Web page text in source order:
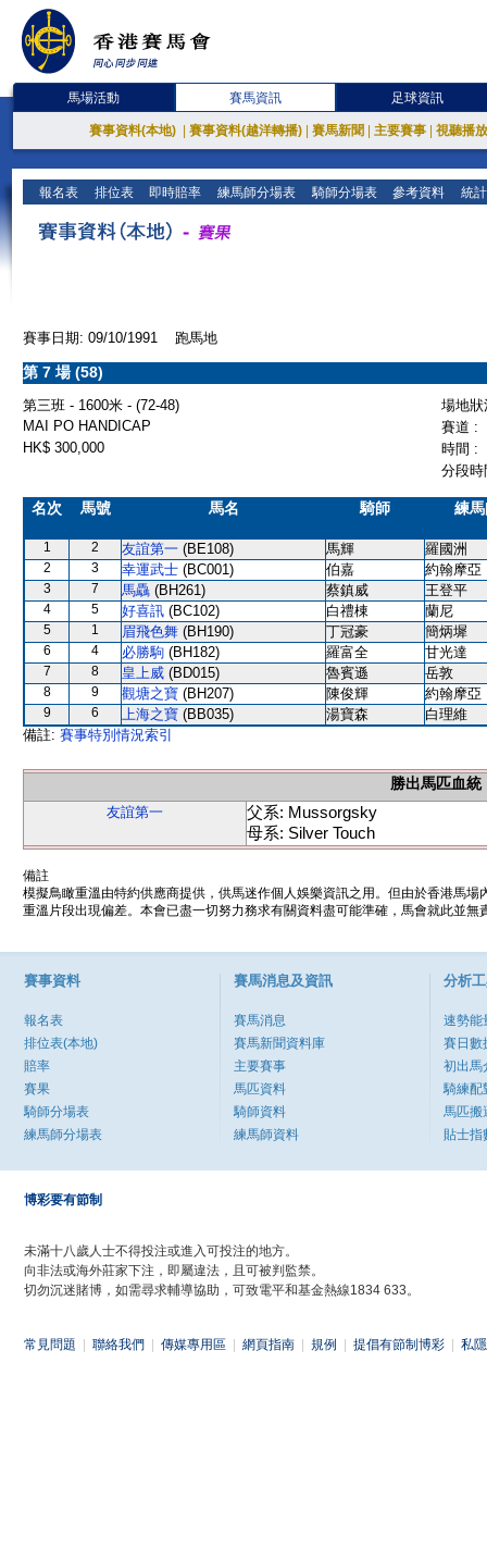
馬場活動 賽馬資訊 足球資訊
賽事資料(本地) 賽事資料(越洋轉播) 賽馬新聞 主要賽事 視聽播
報名表 排位表 即時賠率 練馬師分場表 騎師分場表 參考資料 統
賽事日期: 09/10/1991 跑馬地
第 7 場 (58)
第三班 - 1600米 - (72-48)
場地
MAI PO HANDICAP
賽道 :
HK$ 300,000
時間 :
分段
名次 馬號 馬名 騎師 練
1 2 友誼第一 (BE108) 馬輝 羅國洲
2 3 幸運武士 (BC001) 伯嘉 約翰摩亞
3 7 馬驫 (BH261) 蔡鎮威 王登平
4 5 好喜訊 (BC102) 白禮棟 蘭尼
5 1 眉飛色舞 (BH190) 丁冠豪 簡炳墀
6 4 必勝駒 (BH182) 羅富全 甘光達
7 8 皇上威 (BD015) 魯賓遜 岳敦
8 9 觀塘之寶 (BH207) 陳俊輝 約翰摩亞
9 6 上海之寶 (BB035) 湯寶森
白理維
備註: 賽事特別情況索引
勝出馬匹血統
友誼第一
父系: Mussorgsky
母系: Silver Touch
備註
模擬鳥瞰重溫由特約供應商提供，供馬迷作個人娛樂資訊之用。但由於香港馬
重溫片段出現偏差。本會已盡一切努力務求有關資料盡可能準確，馬會就此並
賽事資料
報名表
排位表(本地)
賠率
賽果
騎師分場表
練馬師分場表
賽馬消息及資訊
賽馬消息
賽馬新聞資料庫
主要賽事
馬匹資料
騎師資料
練馬師資料
分析
速勢能
賽日數
初出馬
騎練配
馬匹搬
貼士指
博彩要有節制
未滿十八歲人士不得投注或進入可投注的地方。
向非法或海外莊家下注，即屬違法，且可被判監禁。
切勿沉迷賭博，如需尋求輔導協助，可致電平和基金熱線1834 633。
常見問題 聯絡我們 傳媒專用區 網頁指南 規例 提倡有節制博彩 私